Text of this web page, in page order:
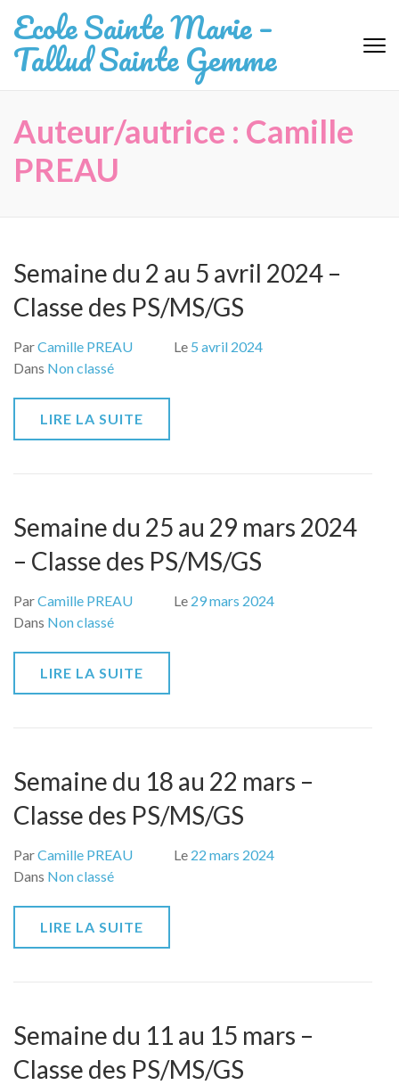
au
contenu
(Pressez
Ecole Sainte Marie –
Tallud Sainte Gemme
Auteur/autrice : Camille
PREAU
Semaine du 2 au 5 avril 2024 –
Classe des PS/MS/GS
ParCamille PREAU Le 5 avril 2024
Dans Non classé
LIRE LA SUITE
Semaine du 25 au 29 mars 2024
– Classe des PS/MS/GS
ParCamille PREAU Le 29 mars 2024
Dans Non classé
LIRE LA SUITE
Semaine du 18 au 22 mars –
Classe des PS/MS/GS
ParCamille PREAU Le 22 mars 2024
Dans Non classé
LIRE LA SUITE
Semaine du 11 au 15 mars –
Classe des PS/MS/GS